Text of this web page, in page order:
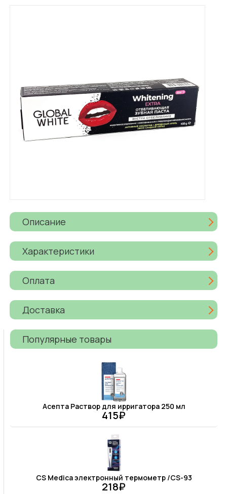
Описание
Характеристики
Оплата
Доставка
Популярные товары
Асепта Раствор для ирригатора 250 мл
415₽
CS Medica электронный термометр /CS-93
218₽